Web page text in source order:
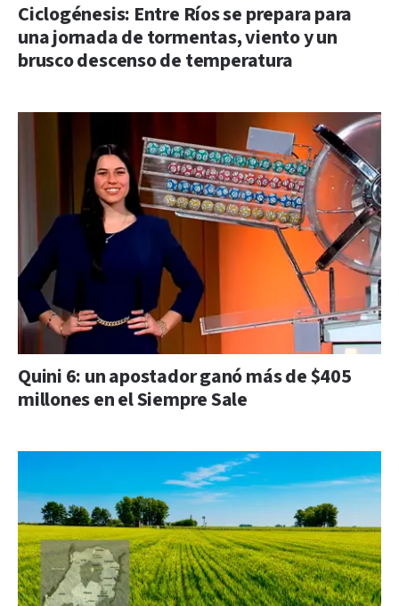
Ciclogénesis: Entre Ríos se prepara para
una jornada de tormentas, viento y un
brusco descenso de temperatura
Quini 6: un apostador ganó más de $405
millones en el Siempre Sale